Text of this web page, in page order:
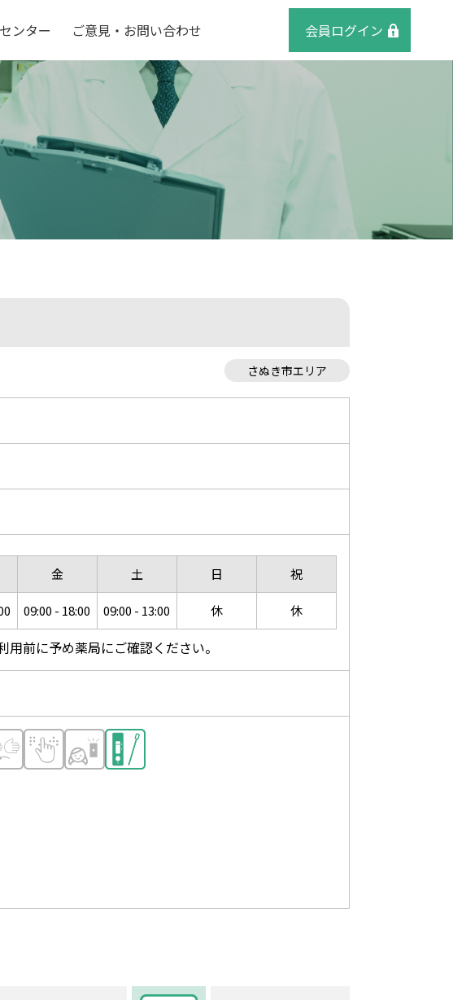
ンター ご意見・お問い合わせ 会員ログイン
さぬき市エリア
金
09:00 - 18:00
土
09:00 - 13:00
日
休
祝
休
前に予め薬局にご確認ください。